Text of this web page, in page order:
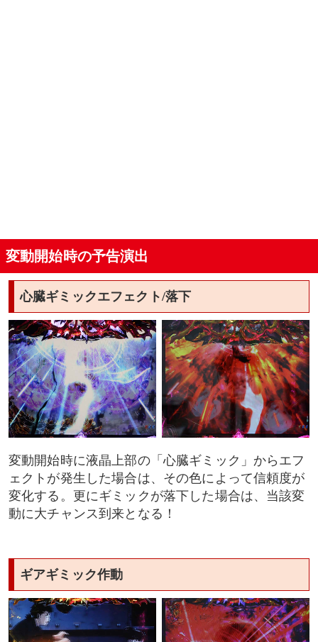
変動開始時の予告演出
心臓ギミックエフェクト/落下
変動開始時に液晶上部の「心臓ギミック」からエフ
ェクトが発生した場合は、その色によって信頼度が
変化する。更にギミックが落下した場合は、当該変
動に大チャンス到来となる！
ギアギミック作動